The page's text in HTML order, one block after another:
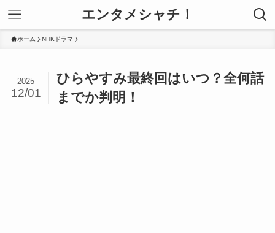
エンタメシャチ！
ホーム NHKドラマ
ひらやすみ最終回はいつ？全何話
までか判明！
2025
12/01